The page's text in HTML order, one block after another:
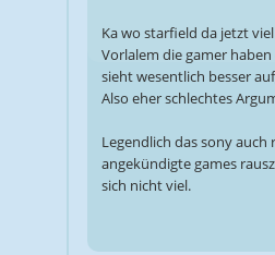
Ka wo starfield da jetzt
Vorlalem die gamer
sieht wesentlich besser
Also eher schlechtes
Legendlich das sony
angekündigte games
sich nicht viel.